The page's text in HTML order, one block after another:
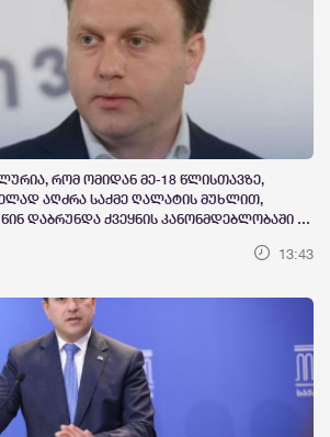
რომ ომიდან მე-18 წლისთავზე,
აღძრა საქმე ღალატის მუხლით,
დაბრუნდა ქვეყნის კანონმდებლობაში -
ჩამდენი, სხვა არაერთ დანაშაულში13:43